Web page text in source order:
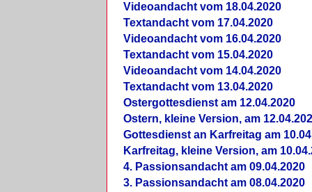
Videoandacht vom 18.04.2020
Textandacht vom 17.04.2020
Videoandacht vom 16.04.2020
Textandacht vom 15.04.2020
Videoandacht vom 14.04.2020
Textandacht vom 13.04.2020
Ostergottesdienst am 12.04.2020
Ostern, kleine Version, am
Gottesdienst an Karfreitag am
Karfreitag, kleine Version, am
4. Passionsandacht am 09.04.2020
3. Passionsandacht am 08.04.2020